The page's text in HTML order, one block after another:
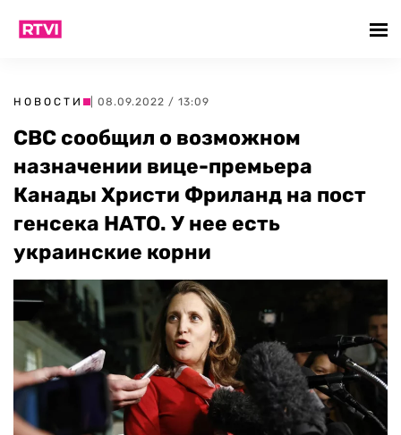
НОВОСТИ | 08.09.2022 / 13:09
CBC сообщил о возможном
назначении вице-премьера
Канады Христи Фриланд на пост
генсека НАТО. У нее есть
украинские корни